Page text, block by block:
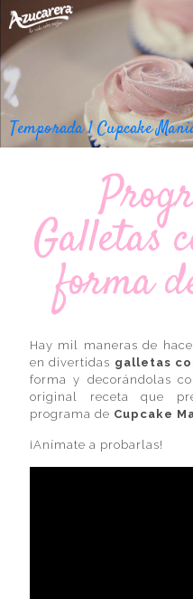
Temporada 1 Cupcake
Galletas
forma
Hay mil maneras de
en divertidas galletas
forma y decorándolas
original receta que
programa de Cupcake
¡Anímate a probarlas!